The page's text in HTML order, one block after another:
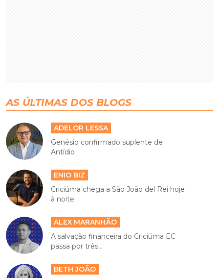
AS ÚLTIMAS DOS BLOGS
ADELOR LESSA
Genésio confirmado suplente de
Antídio
ENIO BIZ
Criciúma chega a São João del Rei hoje
à noite
ALEX MARANHÃO
A salvação financeira do Criciúma EC
passa por três...
BETH JOÃO